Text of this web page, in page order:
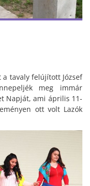
tavaly felújított József
meg immár
Napját, ami április 11-
ott volt Lazók